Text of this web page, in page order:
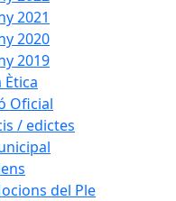
2021
2020
2019
Ètica
Oficial
/ edictes
del Ple